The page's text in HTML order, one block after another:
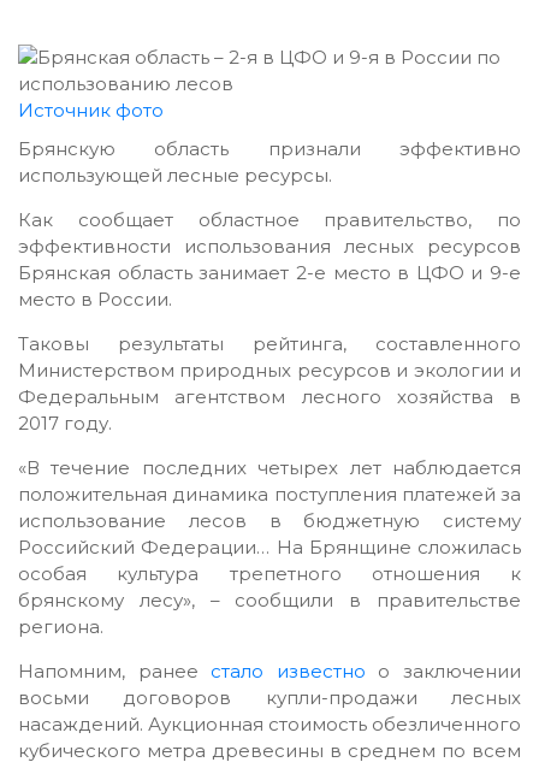
Источник фото
Брянскую область признали эффективно
использующей лесные ресурсы.
Как сообщает областное правительство, по
эффективности использования лесных ресурсов
Брянская область занимает 2-е место в ЦФО и 9-е
место в России.
Таковы результаты рейтинга, составленного
Министерством природных ресурсов и экологии и
Федеральным агентством лесного хозяйства в
2017 году.
«В течение последних четырех лет наблюдается
положительная динамика поступления платежей за
использование лесов в бюджетную систему
Российский Федерации… На Брянщине сложилась
особая культура трепетного отношения к
брянскому лесу», – сообщили в правительстве
региона.
Напомним, ранее стало известно о заключении
восьми договоров купли-продажи лесных
насаждений. Аукционная стоимость обезличенного
кубического метра древесины в среднем по всем